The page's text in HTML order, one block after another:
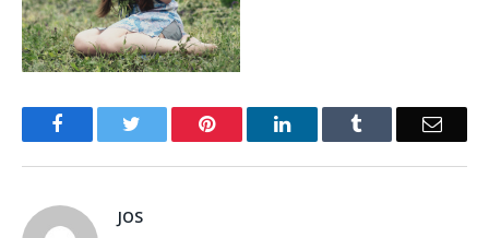
Facebook Pinterest LinkedIn Email
JOS